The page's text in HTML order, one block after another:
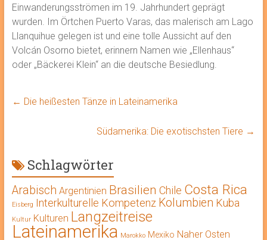
Einwanderungsströmen im 19. Jahrhundert geprägt
wurden. Im Örtchen Puerto Varas, das malerisch am Lago
Llanquihue gelegen ist und eine tolle Aussicht auf den
Volcán Osorno bietet, erinnern Namen wie „Ellenhaus“
oder „Bäckerei Klein“ an die deutsche Besiedlung.
← Die heißesten Tänze in Lateinamerika
Südamerika: Die exotischsten Tiere →
Schlagwörter
Arabisch Argentinien Brasilien Chile Costa Rica
Eisberg Interkulturelle Kompetenz Kolumbien Kuba
Kultur Kulturen Langzeitreise
Lateinamerika Marokko Mexiko Naher Osten